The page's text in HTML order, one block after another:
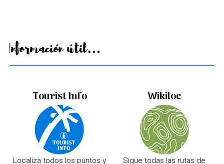
Información útil...
Tourist Info
Localiza todos los puntos y
Wikiloc
Sigue todas las rutas de